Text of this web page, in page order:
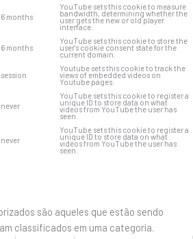
6 months
YouTube sets this cookie to measure
bandwidth, determining whether the
user gets the new or old player
interface.
6 months
YouTube sets this cookie to store the
user's cookie consent state for the
current domain.
session
Youtube sets this cookie to track the
views of embedded videos on
Youtube pages.
never
YouTube sets this cookie to register a
unique ID to store data on what
videos from YouTube the user has
seen.
never
YouTube sets this cookie to register a
unique ID to store data on what
videos from YouTube the user has
seen.
são aqueles que estão sendo
classificados em uma categoria.